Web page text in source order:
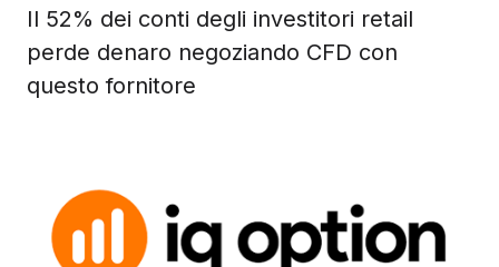
Il 52% dei conti degli investitori retail
perde denaro negoziando CFD con
questo fornitore